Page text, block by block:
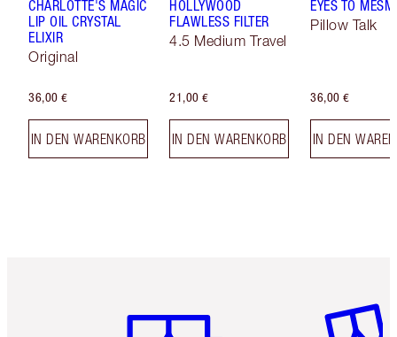
CHARLOTTE'S MAGIC
LIP OIL CRYSTAL
ELIXIR
Original
36,00 €
IN DEN WARENKORB
HOLLYWOOD
FLAWLESS FILTER
4.5 Medium Travel
21,00 €
IN DEN WARENKORB
EYES TO
Pillow Talk
36,00 €
IN DEN